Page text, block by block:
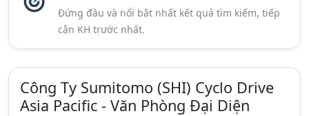
Đứng đầu và nổi bật nhất kết quả tìm kiếm, tiếp
cận KH trước nhất.
Công Ty Sumitomo (SHI) Cyclo Drive
Asia Pacific - Văn Phòng Đại Diện